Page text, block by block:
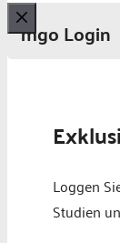
mgo Login
Schließen
Loggen
Studien